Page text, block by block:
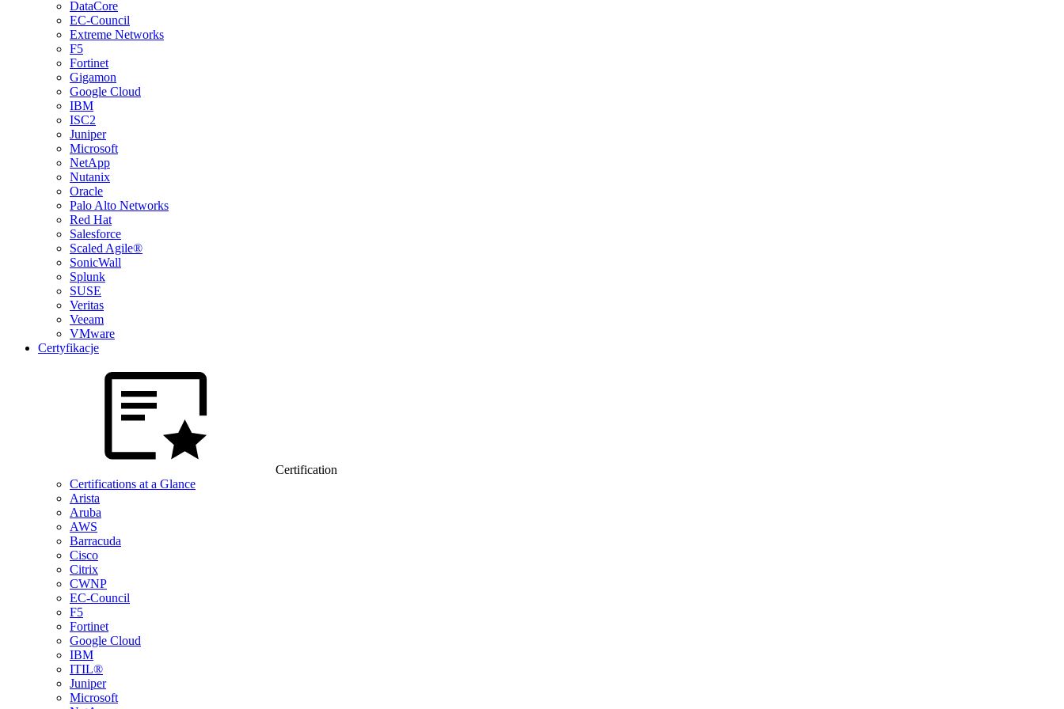
DataCore
EC-Council
Extreme Networks
F5
Fortinet
Gigamon
Google Cloud
IBM
ISC2
Juniper
Microsoft
NetApp
Nutanix
Oracle
Palo Alto Networks
Red Hat
Salesforce
Scaled Agile®
SonicWall
Splunk
SUSE
Veritas
Veeam
VMware
Certyfikacje
Certification
Certifications at a Glance
Arista
Aruba
AWS
Barracuda
Cisco
Citrix
CWNP
EC-Council
F5
Fortinet
Google Cloud
IBM
ITIL®
Juniper
Microsoft